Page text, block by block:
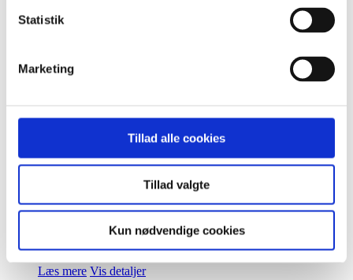
Statistik
Marketing
Tillad alle cookies
Tillad valgte
Kun nødvendige cookies
Ændrede arbejdsgange under og efter
en pandemi
Bispebjerg ændrede sig markant under COVID-19. Hvordan
sikrer man, at de gode vaner, der blev grundlagt under
pandemien, fortsætter? Hvad har virket godt under COVID-
19? Og hvad der bør forandres som resultat af de erfaringer,
Læs mere Vis detaljer